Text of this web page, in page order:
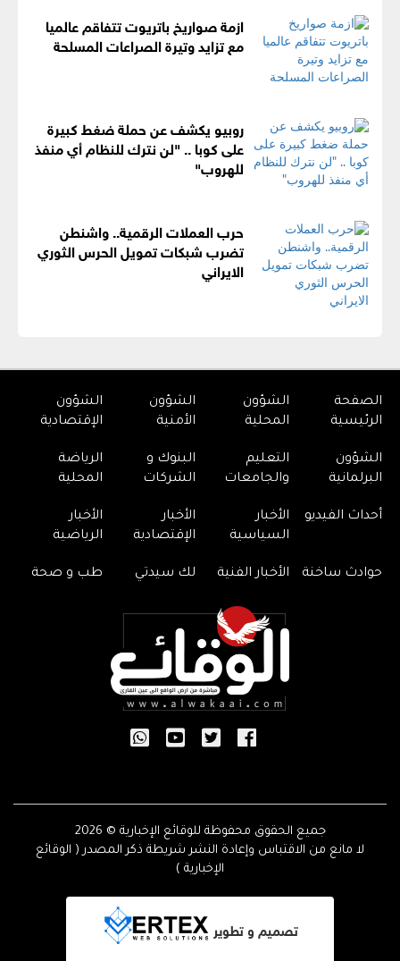
ازمة صواريخ باتريوت تتفاقم عالميا
مع تزايد وتيرة الصراعات المسلحة
روبيو يكشف عن حملة ضغط كبيرة
على كوبا .. "لن نترك للنظام أي منفذ
للهروب"
حرب العملات الرقمية.. واشنطن
تضرب شبكات تمويل الحرس الثوري
الايراني
الصفحة
الرئيسية
الشؤون
المحلية
الشؤون
الأمنية
الشؤون
الإقتصادية
الشؤون
البرلمانية
التعليم
والجامعات
البنوك و
الشركات
الرياضة
المحلية
أحداث الفيديو
الأخبار
السياسية
الأخبار
الإقتصادية
الأخبار
الرياضية
حوادث ساخنة الأخبار الفنية لك سيدتي طب و صحة
جميع الحقوق محفوظة للوقائع الإخبارية © 2026
لا مانع من الاقتباس وإعادة النشر شريطة ذكر المصدر ( الوقائع
الإخبارية )
تصميم و تطوير